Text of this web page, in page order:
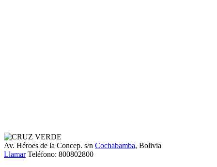
Av. Héroes de la Concep. s/n Cochabamba, Bolivia
Llamar Teléfono: 800802800